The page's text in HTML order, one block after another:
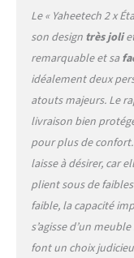
Le « Yaheetech 2 x
son design très joli
remarquable et sa
idéalement deux
atouts majeurs. Le
livraison bien
pour plus de confort.
laisse à désirer, car
plient sous de
faible, la capacité
s’agisse d’un meuble
font un choix